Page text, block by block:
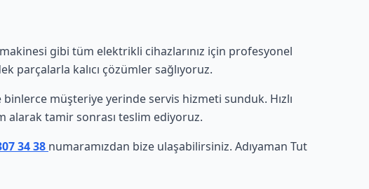
gibi tüm elektrikli cihazlarınız için profesyonel
parçalarla kalıcı çözümler sağlıyoruz.
müşteriye yerinde servis hizmeti sunduk. Hızlı
alarak tamir sonrası teslim ediyoruz.
34 38 numaramızdan bize ulaşabilirsiniz. Adıyaman Tut